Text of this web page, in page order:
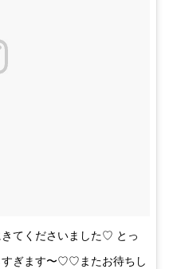
てくださいました♡ とっ
すぎます〜♡♡またお待ちし